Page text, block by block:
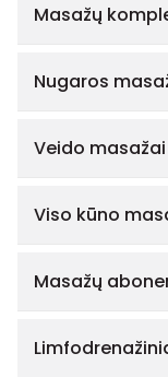
Masažų
Nugaros
Veido masažai
Viso kūno
Masažų